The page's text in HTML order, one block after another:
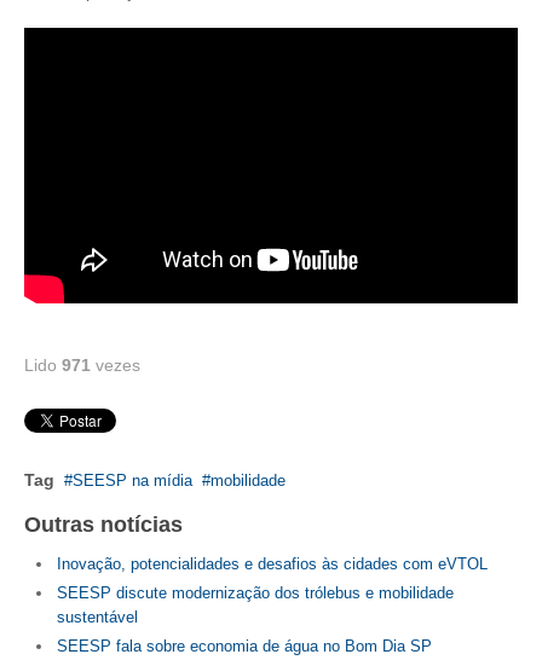
CONTRIBUIÇÕES
CONTRIBUIÇÃO SINDICAL URBANA
REVISÃO DE APOSENTADORIA
FGTS EXPURGOS
FGTS CORREÇÃO
LEGISLAÇÃO
Lido 971 vezes
Tag SEESP na mídia mobilidade
Outras notícias
Inovação, potencialidades e desafios às cidades com eVTOL
SEESP discute modernização dos trólebus e mobilidade
sustentável
SEESP fala sobre economia de água no Bom Dia SP